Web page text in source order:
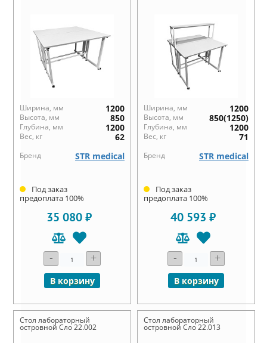
Ширина, мм 1200
Высота, мм 850
Глубина, мм 1200
Вес, кг 62
Бренд STR medical
Под заказ
предоплата 100%
35 080 ₽
- +
В корзину
Ширина, мм 1200
Высота, мм 850(1250)
Глубина, мм 1200
Вес, кг 71
Бренд STR medical
Под заказ
предоплата 100%
40 593 ₽
- +
В корзину
Стол лабораторный
островной Сло 22.002
Стол лабораторный
островной Сло 22.013